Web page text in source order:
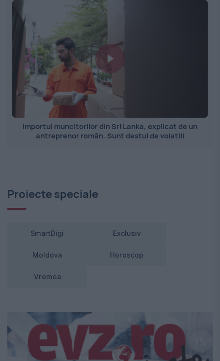
Importul muncitorilor din Sri Lanka, explicat de un
antreprenor român. Sunt destul de volatili
Proiecte speciale
SmartDigi Exclusiv
Moldova Horoscop
Vremea